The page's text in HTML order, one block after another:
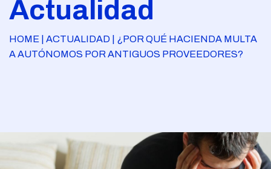
Actualidad
HOME | ACTUALIDAD | ¿POR QUÉ HACIENDA MULTA
A AUTÓNOMOS POR ANTIGUOS PROVEEDORES?